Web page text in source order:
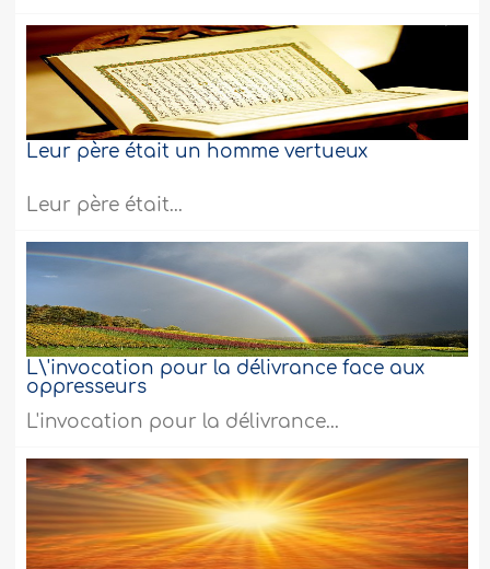
Leur père était un homme vertueux
Leur père était...
L\'invocation pour la délivrance face aux
oppresseurs
L'invocation pour la délivrance...